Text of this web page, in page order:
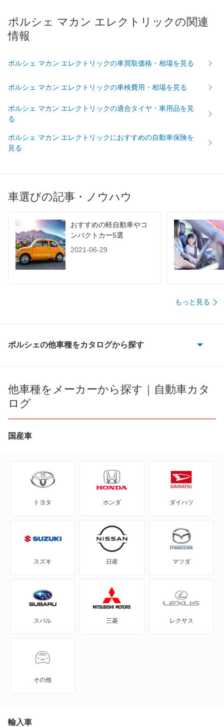
ポルシェ マカン エレクトリックの関連
情報
ポルシェ マカン エレクトリックの車買取価格・相場を見る
ポルシェ マカン エレクトリックの車検費用・相場を見る
ポルシェ マカン エレクトリックの適合タイヤ・車用品を見
る
ポルシェ マカン エレクトリックにおすすめの自動車保険を
見る
車選びの記事・ノウハウ
おすすめの軽自動車やコ
ンパクトカー5選
2021-06-29
もっと見る
ポルシェの他車種をカタログから探す
718ケイマン
718ケイマン S
718ケイマン T
718ボクスター
718ボクスターS
918 スパイダー
カイエン
他車種をメーカーから探す｜自動車カタ
ログ
国産車
トヨタ ホンダ ダイハツ
スズキ 日産 マツダ
スバル 三菱 レクサス
その他
輸入車